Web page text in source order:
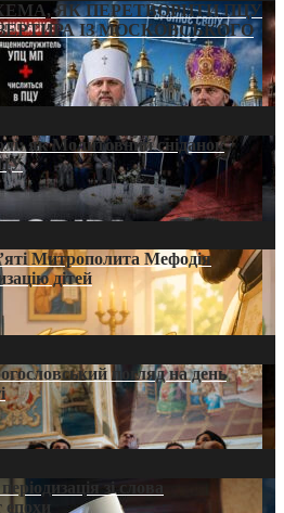
ЯК ПЕРЕТВОРИТИ ПЦУ
ІЗ МОСКОВСЬКОГО
як Молитовний сніданок
Митрополита Мефодія
дітей
погляд на день
зі слова
епохи